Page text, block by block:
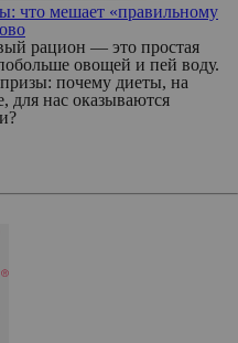
что мешает «правильному
рацион — это простая
овощей и пей воду.
почему диеты, на
для нас оказываются